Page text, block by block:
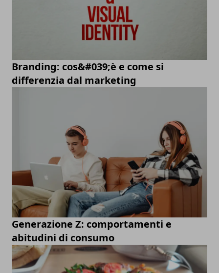
Branding: cos&#039;è e come si
differenzia dal marketing
Generazione Z: comportamenti e
abitudini di consumo